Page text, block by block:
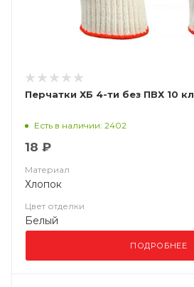
Перчатки ХБ 4-ти без ПВХ 10 кл
Есть в наличии: 2402
18 ₽
Материал
Хлопок
Цвет отделки
Белый
ПОДРОБНЕЕ